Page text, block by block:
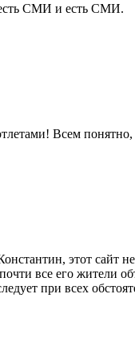
есть СМИ и есть СМИ.
Всем
этот
все его жители
при всех